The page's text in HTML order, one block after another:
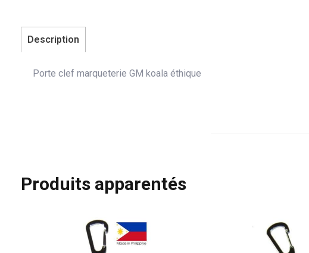
Description
Porte clef marqueterie GM koala éthique
Produits apparentés